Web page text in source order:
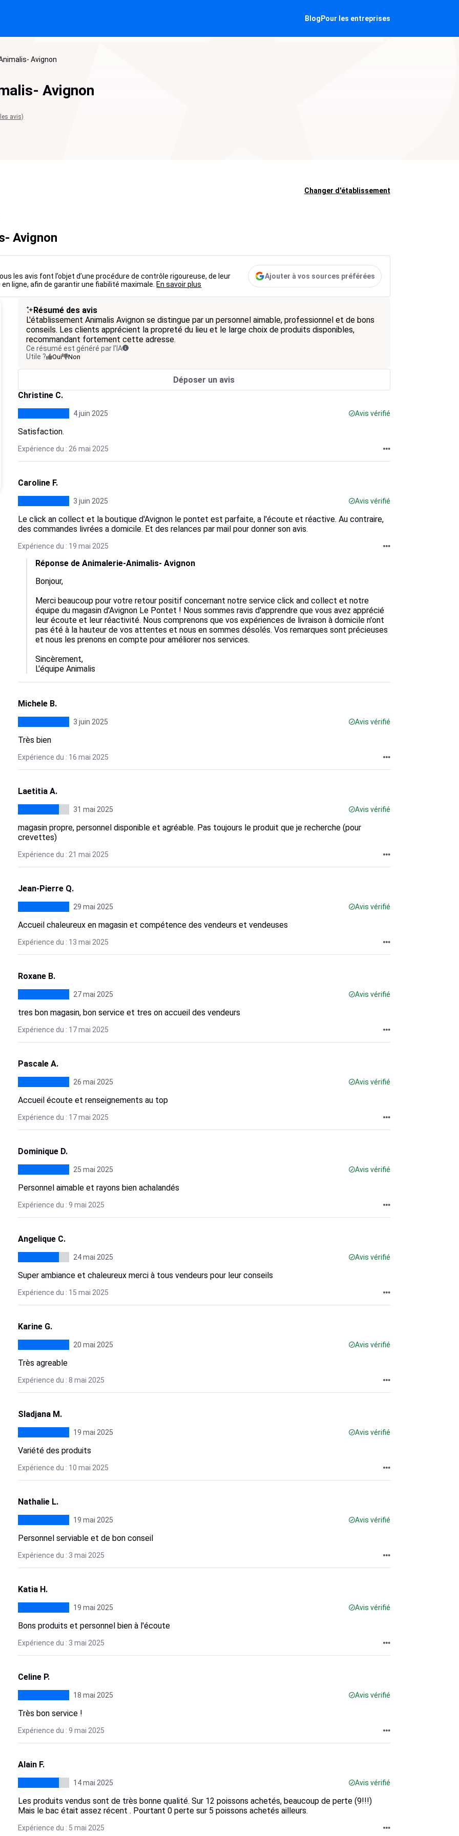
Blog Pour les entreprises
Avignon
Avignon
avis)
Changer d'établissement
Avignon
les avis font l’objet d’une procédure de contrôle rigoureuse, de leur
ligne, afin de garantir une fiabilité maximale. En savoir plus
Ajouter à vos sources préférées
Résumé des avis
L'établissement Animalis Avignon se distingue par un personnel aimable, professionnel et de bons
conseils. Les clients apprécient la propreté du lieu et le large choix de produits disponibles,
recommandant fortement cette adresse.
Ce résumé est généré par l’IA
Utile ?
Oui Non
Déposer un avis
Christine C.
4 juin 2025 Avis vérifié
Satisfaction.
Expérience du : 26 mai 2025
Caroline F.
3 juin 2025 Avis vérifié
Le click an collect et la boutique d'Avignon le pontet est parfaite, a l'écoute et réactive. Au contraire,
des commandes livrées a domicile. Et des relances par mail pour donner son avis.
Expérience du : 19 mai 2025
Réponse de Animalerie-Animalis- Avignon
Bonjour,
Merci beaucoup pour votre retour positif concernant notre service click and collect et notre
équipe du magasin d'Avignon Le Pontet ! Nous sommes ravis d'apprendre que vous avez apprécié
leur écoute et leur réactivité. Nous comprenons que vos expériences de livraison à domicile n'ont
pas été à la hauteur de vos attentes et nous en sommes désolés. Vos remarques sont précieuses
et nous les prenons en compte pour améliorer nos services.
Sincèrement,
L'équipe Animalis
Michele B.
3 juin 2025 Avis vérifié
Très bien
Expérience du : 16 mai 2025
Laetitia A.
31 mai 2025 Avis vérifié
magasin propre, personnel disponible et agréable. Pas toujours le produit que je recherche (pour
crevettes)
Expérience du : 21 mai 2025
Jean-Pierre Q.
29 mai 2025 Avis vérifié
Accueil chaleureux en magasin et compétence des vendeurs et vendeuses
Expérience du : 13 mai 2025
Roxane B.
27 mai 2025 Avis vérifié
tres bon magasin, bon service et tres on accueil des vendeurs
Expérience du : 17 mai 2025
Pascale A.
26 mai 2025 Avis vérifié
Accueil écoute et renseignements au top
Expérience du : 17 mai 2025
Dominique D.
25 mai 2025 Avis vérifié
Personnel aimable et rayons bien achalandés
Expérience du : 9 mai 2025
Angelique C.
24 mai 2025 Avis vérifié
Super ambiance et chaleureux merci à tous vendeurs pour leur conseils
Expérience du : 15 mai 2025
Karine G.
20 mai 2025 Avis vérifié
Très agreable
Expérience du : 8 mai 2025
Sladjana M.
19 mai 2025 Avis vérifié
Variété des produits
Expérience du : 10 mai 2025
Nathalie L.
19 mai 2025 Avis vérifié
Personnel serviable et de bon conseil
Expérience du : 3 mai 2025
Katia H.
19 mai 2025 Avis vérifié
Bons produits et personnel bien à l'écoute
Expérience du : 3 mai 2025
Celine P.
18 mai 2025 Avis vérifié
Très bon service !
Expérience du : 9 mai 2025
Alain F.
14 mai 2025 Avis vérifié
Les produits vendus sont de très bonne qualité. Sur 12 poissons achetés, beaucoup de perte (9!!!)
Mais le bac était assez récent . Pourtant 0 perte sur 5 poissons achetés ailleurs.
Expérience du : 5 mai 2025